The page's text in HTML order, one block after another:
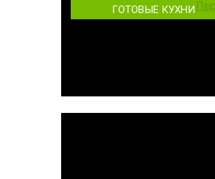
ГОТОВЫЕ КУХНИ